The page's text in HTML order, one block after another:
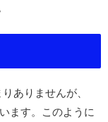
ありませんが、
ます。このように